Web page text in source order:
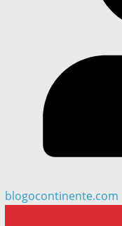
blogocontinente.com